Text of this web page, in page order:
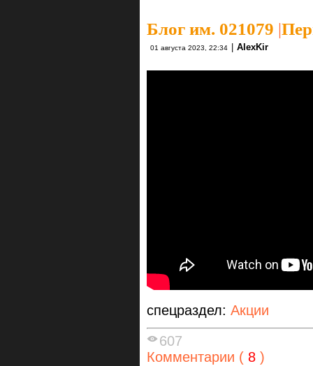
Блог им. 021079 |
01 августа 2023, 22:34 AlexKir
спецраздел: Акции
607
Комментарии ( 8 )